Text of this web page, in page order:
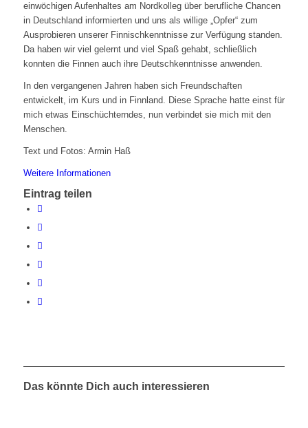
einwöchigen Aufenhaltes am Nordkolleg über berufliche Chancen
in Deutschland informierten und uns als willige „Opfer“ zum
Ausprobieren unserer Finnischkenntnisse zur Verfügung standen.
Da haben wir viel gelernt und viel Spaß gehabt, schließlich
konnten die Finnen auch ihre Deutschkenntnisse anwenden.
In den vergangenen Jahren haben sich Freundschaften
entwickelt, im Kurs und in Finnland. Diese Sprache hatte einst für
mich etwas Einschüchterndes, nun verbindet sie mich mit den
Menschen.
Text und Fotos: Armin Haß
Weitere Informationen
Eintrag teilen
Das könnte Dich auch interessieren